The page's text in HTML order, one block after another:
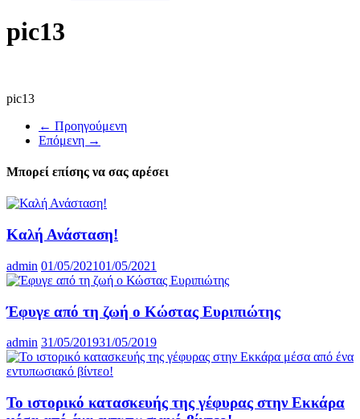
pic13
pic13
← Προηγούμενη
Επόμενη →
Μπορεί επίσης να σας αρέσει
Καλή Ανάσταση!
admin 01/05/202101/05/2021
Έφυγε από τη ζωή ο Κώστας Ευριπιώτης
admin 31/05/201931/05/2019
Το ιστορικό κατασκευής της γέφυρας στην Εκκάρα